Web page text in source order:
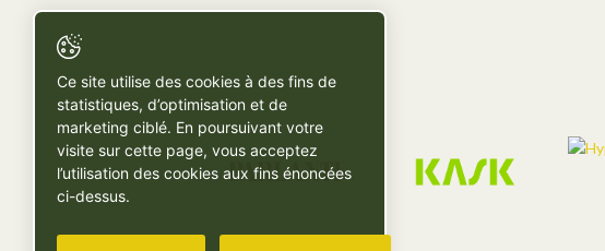
Ce site utilise des cookies à des fins de
statistiques, d’optimisation et de
marketing ciblé. En poursuivant votre
visite sur cette page, vous acceptez
l’utilisation des cookies aux fins énoncées
ci-dessus.